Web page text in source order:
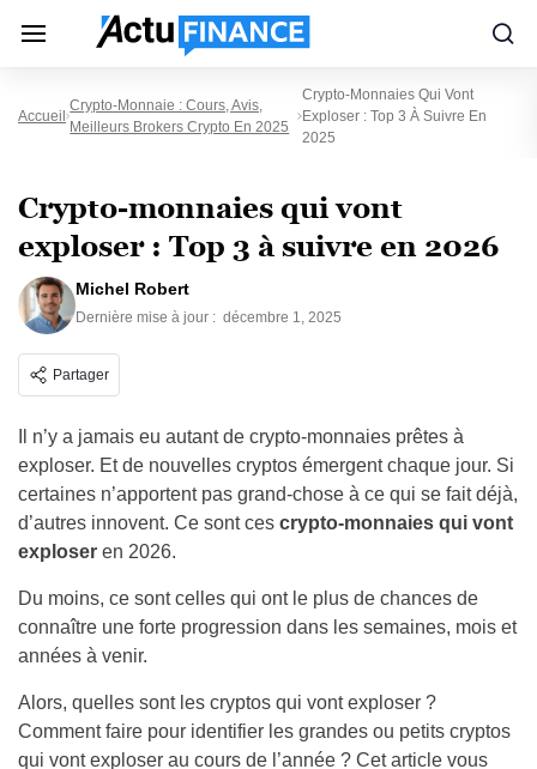
Accueil
Crypto-Monnaie : Cours, Avis,
Meilleurs Brokers Crypto En 2025
Crypto-Monnaies Qui Vont
Exploser : Top 3 À Suivre En
2025
Crypto-monnaies qui vont
exploser : Top 3 à suivre en 2026
Michel Robert
Dernière mise à jour : décembre 1, 2025
Partager
Il n’y a jamais eu autant de crypto-monnaies prêtes à
exploser. Et de nouvelles cryptos émergent chaque jour. Si
certaines n’apportent pas grand-chose à ce qui se fait déjà,
d’autres innovent. Ce sont ces crypto-monnaies qui vont
exploser en 2026.
Du moins, ce sont celles qui ont le plus de chances de
connaître une forte progression dans les semaines, mois et
années à venir.
Alors, quelles sont les cryptos qui vont exploser ?
Comment faire pour identifier les grandes ou petits cryptos
qui vont exploser au cours de l’année ? Cet article vous